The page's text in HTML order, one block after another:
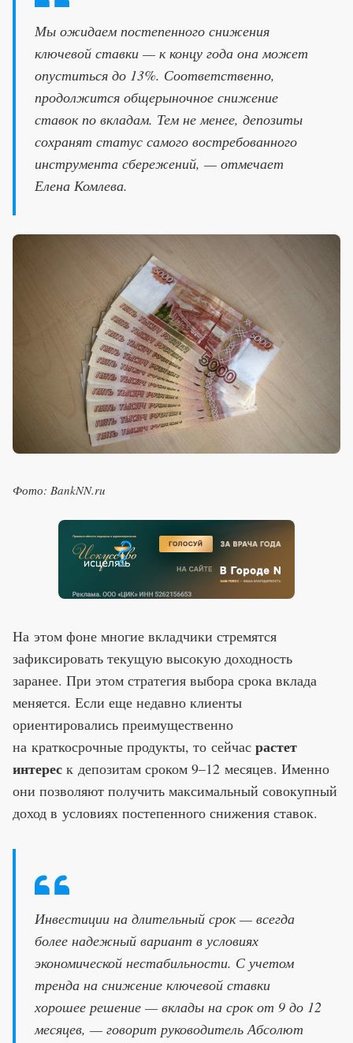
Мы ожидаем постепенного снижения
ключевой ставки — к концу года она может
опуститься до 13%. Соответственно,
продолжится общерыночное снижение
ставок по вкладам. Тем не менее, депозиты
сохранят статус самого востребованного
инструмента сбережений, — отмечает
Елена Комлева.
Фото: BankNN.ru
На этом фоне многие вкладчики стремятся
зафиксировать текущую высокую доходность
заранее. При этом стратегия выбора срока вклада
меняется. Если еще недавно клиенты
ориентировались преимущественно
на краткосрочные продукты, то сейчас растет
интерес к депозитам сроком 9–12 месяцев. Именно
они позволяют получить максимальный совокупный
доход в условиях постепенного снижения ставок.
Инвестиции на длительный срок — всегда
более надежный вариант в условиях
экономической нестабильности. С учетом
тренда на снижение ключевой ставки
хорошее решение — вклады на срок от 9 до 12
месяцев, — говорит руководитель Абсолют